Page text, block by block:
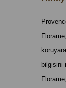
bilgisini